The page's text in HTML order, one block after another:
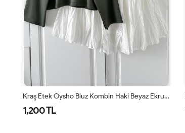
Kraş Etek Oysho Bluz Kombin Etek Büskivi Rengi Bluz Beyaz Bej
1,200 TL